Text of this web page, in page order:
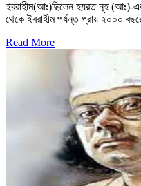
ইবরাহীম(আঃ)ছিলেন হযরত নূহ
থেকে ইবরাহীম পর্যন্ত প্রায় ২০০০
Read More